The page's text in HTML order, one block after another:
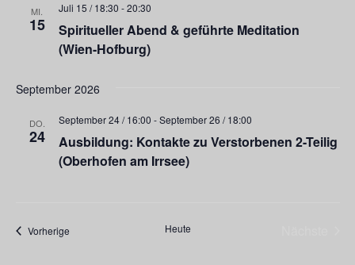
MI.
15
Spiritueller Abend & geführte Meditation
(Wien-Hofburg)
Juli 15 / 18:30 -20:30
September 2026
DO.
24
Ausbildung: Kontakte zu Verstorbenen 2-Teilig
(Oberhofen am Irrsee)
September 24 / 16:00 -September 26 / 18:00
VorherigeVeranstaltungen Heute